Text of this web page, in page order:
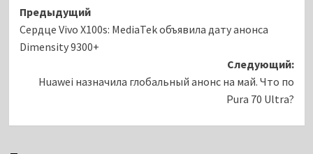
Навигация
записи
Предыдущий
Сердце Vivo X100s: MediaTek объявила дату анонса
Dimensity 9300+
Следующий:
Huawei назначила глобальный анонс на май. Что по
Pura 70 Ultra?